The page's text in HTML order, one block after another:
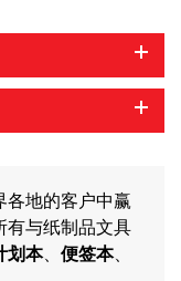
各地的客户中赢
有与纸制品文具
划本、 便签本、